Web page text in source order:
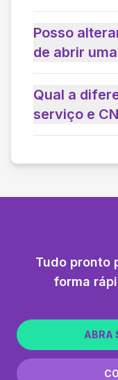
Posso
de abrir
Qual a
serviço e
Tudo pronto
forma
ABRA